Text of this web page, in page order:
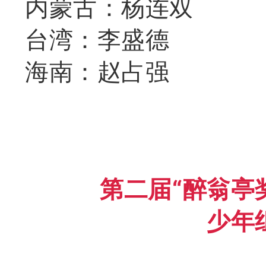
内蒙古：杨连双
台湾：李盛德
海南：赵占强
第二届“醉翁亭
少年